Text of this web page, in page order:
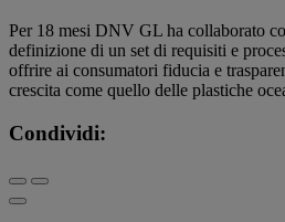
Per 18 mesi DNV GL ha collaborato
definizione di un set di requisiti e
offrire ai consumatori fiducia e
crescita come quello delle plastiche
Condividi: